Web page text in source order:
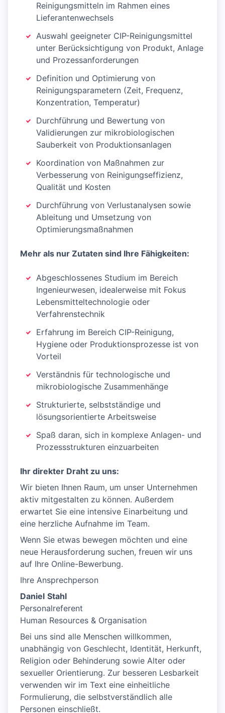
Reinigungsmitteln im Rahmen eines
Lieferantenwechsels
Auswahl geeigneter CIP-Reinigungsmittel
unter Berücksichtigung von Produkt, Anlage
und Prozessanforderungen
Definition und Optimierung von
Reinigungsparametern (Zeit, Frequenz,
Konzentration, Temperatur)
Durchführung und Bewertung von
Validierungen zur mikrobiologischen
Sauberkeit von Produktionsanlagen
Koordination von Maßnahmen zur
Verbesserung von Reinigungseffizienz,
Qualität und Kosten
Durchführung von Verlustanalysen sowie
Ableitung und Umsetzung von
Optimierungsmaßnahmen
Mehr als nur Zutaten sind Ihre Fähigkeiten:
Abgeschlossenes Studium im Bereich
Ingenieurwesen, idealerweise mit Fokus
Lebensmitteltechnologie oder
Verfahrenstechnik
Erfahrung im Bereich CIP-Reinigung,
Hygiene oder Produktionsprozesse ist von
Vorteil
Verständnis für technologische und
mikrobiologische Zusammenhänge
Strukturierte, selbstständige und
lösungsorientierte Arbeitsweise
Spaß daran, sich in komplexe Anlagen- und
Prozessstrukturen einzuarbeiten
Ihr direkter Draht zu uns:
Wir bieten Ihnen Raum, um unser Unternehmen
aktiv mitgestalten zu können. Außerdem
erwartet Sie eine intensive Einarbeitung und
eine herzliche Aufnahme im Team.
Wenn Sie etwas bewegen möchten und eine
neue Herausforderung suchen, freuen wir uns
auf Ihre Online-Bewerbung.
Ihre Ansprechperson
Daniel Stahl
Personalreferent
Human Resources & Organisation
Bei uns sind alle Menschen willkommen,
unabhängig von Geschlecht, Identität, Herkunft,
Religion oder Behinderung sowie Alter oder
sexueller Orientierung. Zur besseren Lesbarkeit
verwenden wir im Text eine einheitliche
Formulierung, die selbstverständlich alle
Personen einschließt.